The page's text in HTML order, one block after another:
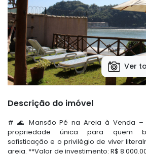
Ver
Descrição do imóvel
# 🌊 Mansão Pé na Areia à Venda –
propriedade única para quem
sofisticação e o privilégio de viver
areia. **Valor de investimento: R$